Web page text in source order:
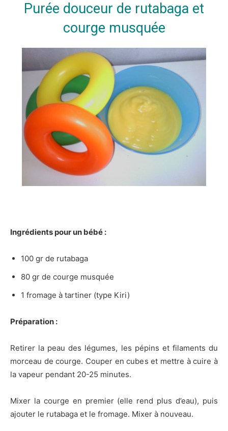
Purée douceur de rutabaga et
courge musquée
Ingrédients pour un bébé :
100 gr de rutabaga
80 gr de courge musquée
1 fromage à tartiner (type Kiri)
Préparation :
Retirer la peau des légumes, les pépins et filaments du
morceau de courge. Couper en cubes et mettre à cuire à
la vapeur pendant 20-25 minutes.
Mixer la courge en premier (elle rend plus d’eau), puis
ajouter le rutabaga et le fromage. Mixer à nouveau.